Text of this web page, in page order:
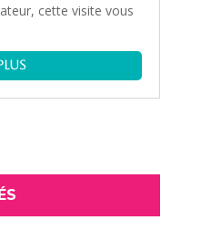
cette visite vous